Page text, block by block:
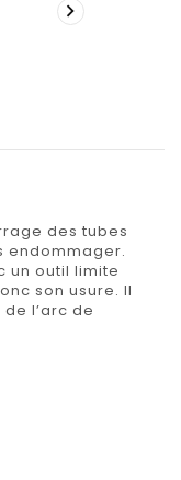

des tubes
endommager.
un outil limite
son usure. Il
l’arc de